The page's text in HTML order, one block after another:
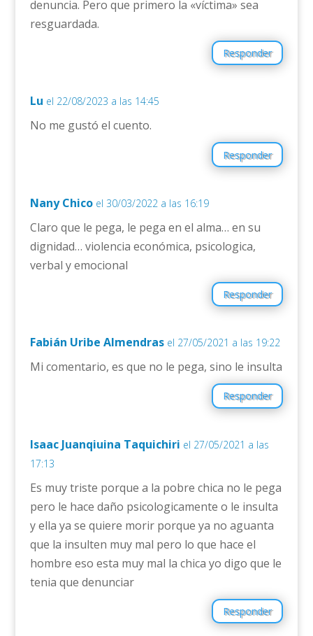
denuncia. Pero que primero la «víctima» sea
resguardada.
Responder
Lu el 22/08/2023 a las 14:45
No me gustó el cuento.
Responder
Nany Chico el 30/03/2022 a las 16:19
Claro que le pega, le pega en el alma… en su
dignidad… violencia económica, psicologica,
verbal y emocional
Responder
Fabián Uribe Almendras el 27/05/2021 a las 19:22
Mi comentario, es que no le pega, sino le insulta
Responder
Isaac Juanqiuina Taquichiri el 27/05/2021 a las
17:13
Es muy triste porque a la pobre chica no le pega
pero le hace daño psicologicamente o le insulta
y ella ya se quiere morir porque ya no aguanta
que la insulten muy mal pero lo que hace el
hombre eso esta muy mal la chica yo digo que le
tenia que denunciar
Responder